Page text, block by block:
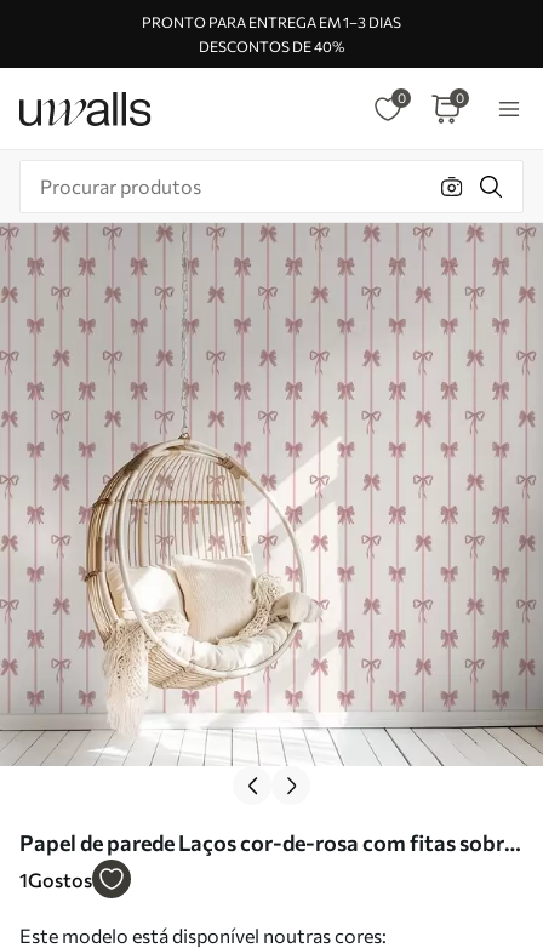
PRONTO PARA ENTREGA EM 1–3 DIAS
DESCONTOS DE 40%
0 0
Papel de parede Laços cor-de-rosa com fitas sobre
um fundo claro Nr. a01074
1Gostos
Este modelo está disponível noutras cores: